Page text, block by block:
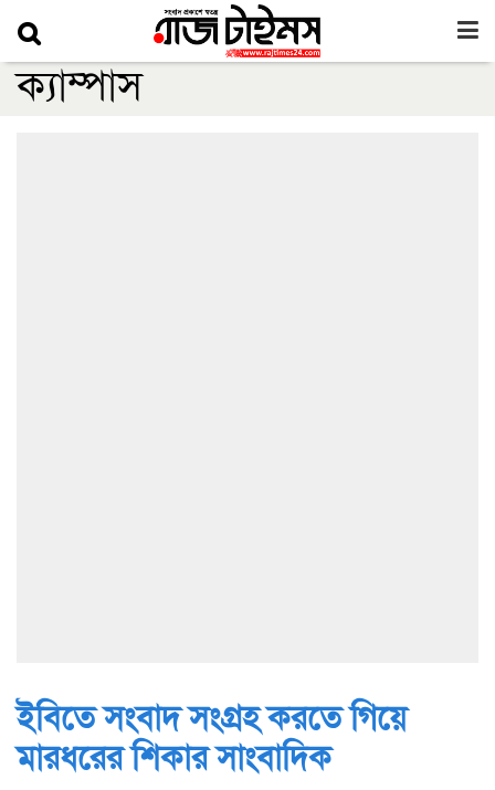
ক্যাম্পাস
ইবিতে সংবাদ সংগ্রহ করতে গিয়ে
মারধরের শিকার সাংবাদিক